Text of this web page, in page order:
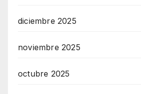
diciembre 2025
noviembre 2025
octubre 2025